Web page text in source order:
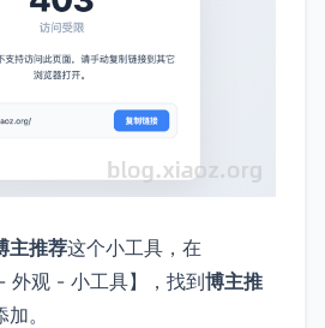
主推荐这个小工具，在
外观 - 小工具】，找到博主推
。